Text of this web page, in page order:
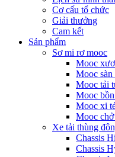
Cơ cấu tổ chức
Giải thưởng
Cam kết
Sản phẩm
Sơ mi rơ mooc
Mooc
Mooc sàn
Mooc tải
Mooc
Mooc xi
Mooc
Xe tải thùng
Chassis
Chassis